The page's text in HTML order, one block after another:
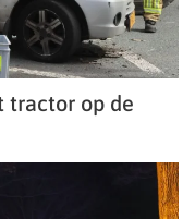
tractor op de